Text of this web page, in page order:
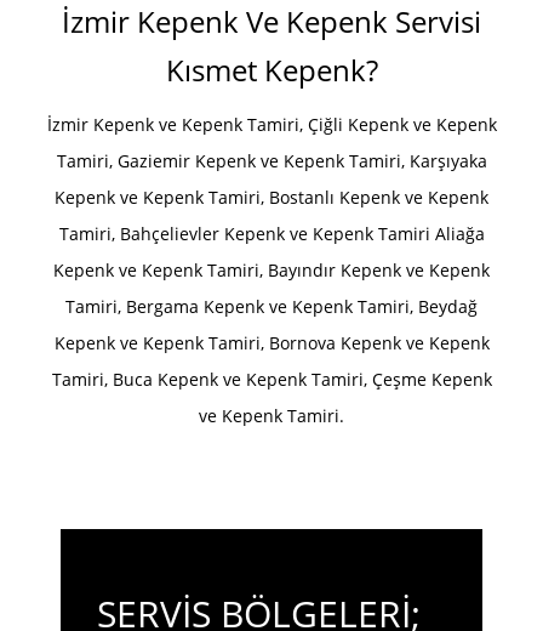
İzmir Kepenk Ve Kepenk Servisi
Kısmet Kepenk?
İzmir Kepenk ve Kepenk Tamiri, Çiğli Kepenk ve Kepenk
Tamiri, Gaziemir Kepenk ve Kepenk Tamiri, Karşıyaka
Kepenk ve Kepenk Tamiri, Bostanlı Kepenk ve Kepenk
Tamiri, Bahçelievler Kepenk ve Kepenk Tamiri Aliağa
Kepenk ve Kepenk Tamiri, Bayındır Kepenk ve Kepenk
Tamiri, Bergama Kepenk ve Kepenk Tamiri, Beydağ
Kepenk ve Kepenk Tamiri, Bornova Kepenk ve Kepenk
Tamiri, Buca Kepenk ve Kepenk Tamiri, Çeşme Kepenk
ve Kepenk Tamiri.
SERVİS BÖLGELERİ;